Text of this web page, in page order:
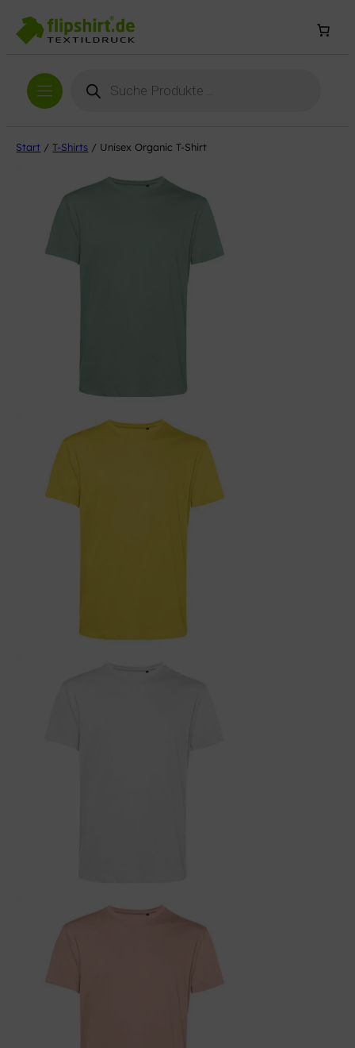
search
Start /T-Shirts / Unisex Organic T-Shirt